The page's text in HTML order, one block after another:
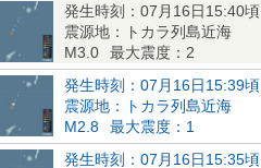
発生時刻：07月16日15:40頃
震源地：トカラ列島近海
M3.0
最大震度：2
発生時刻：07月16日15:39頃
震源地：トカラ列島近海
M2.8
最大震度：1
発生時刻：07月16日15:35頃